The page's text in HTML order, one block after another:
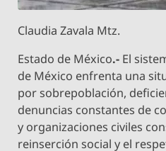
Claudia Zavala Mtz.
Estado de México.- El
de México enfrenta una
por sobrepoblación,
denuncias constantes de
y organizaciones civiles
reinserción social y el